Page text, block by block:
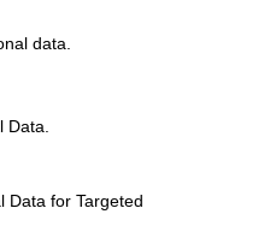
data.
Data for Targeted